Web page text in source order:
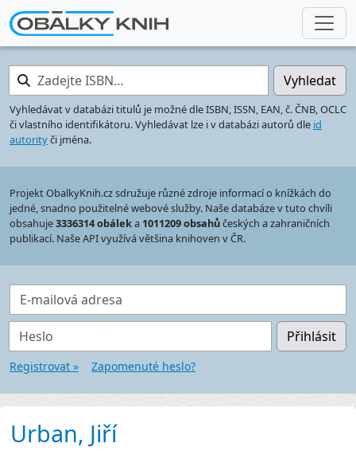
Zadejte ISBN… Vyhledat
Vyhledávat v databázi titulů je možné dle ISBN, ISSN, EAN, č. ČNB, OCLC
či vlastního identifikátoru. Vyhledávat lze i v databázi autorů dle id
autorityči jména.
Projekt ObalkyKnih.cz sdružuje různé zdroje informací o knížkách do
jedné, snadno použitelné webové služby. Naše databáze v tuto chvíli
obsahuje3336314 obáleka 1011209 obsahůčeských a zahraničních
publikací. Naše API využívá většina knihoven v ČR.
E-mailová adresa
Heslo Přihlásit
Registrovat » Zapomenuté heslo?
Urban, Jiří